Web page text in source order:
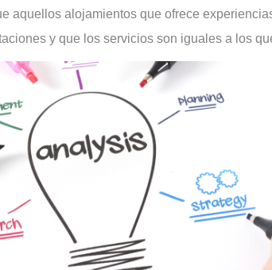
aquellos alojamientos que ofrece
y que los servicios son iguales a los